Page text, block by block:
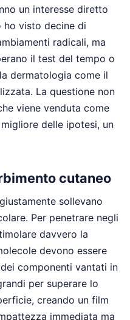
un interesse diretto
ho visto decine di
radicali, ma
il test del tempo o
dermatologia come il
La questione non
viene venduta come
delle ipotesi, un
cutaneo
sollevano
Per penetrare negli
davvero la
devono essere
componenti vantati in
per superare lo
creando un film
immediata ma